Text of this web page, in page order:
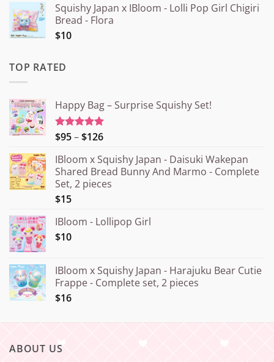
Squishy Japan x IBloom - Lolli Pop Girl Chigiri
Bread - Flora
$10
TOP RATED
Happy Bag – Surprise Squishy Set!
Rated5.00
$95–$126Price
¥15.000
through
¥20.000
IBloom x Squishy Japan - Daisuki Wakepan
Shared Bread Bunny And Marmo - Complete
Set, 2 pieces
$15
IBloom - Lollipop Girl
$10
IBloom x Squishy Japan - Harajuku Bear Cutie
Frappe - Complete set, 2 pieces
$16
ABOUT US